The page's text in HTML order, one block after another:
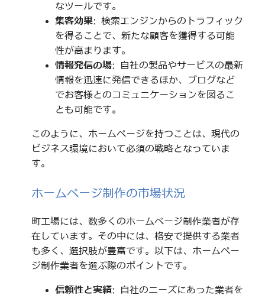
なツールです。
集客効果: 検索エンジンからのトラフィック
を得ることで、新たな顧客を獲得する可能
性が高まります。
情報発信の場: 自社の製品やサービスの最新
情報を迅速に発信できるほか、ブログなど
でお客様とのコミュニケーションを図るこ
とも可能です。
このように、ホームページを持つことは、現代の
ビジネス環境において必須の戦略となっていま
す。
ホームページ制作の市場状況
町工場には、数多くのホームページ制作業者が存
在しています。その中には、格安で提供する業者
も多く、選択肢が豊富です。以下は、ホームペー
ジ制作業者を選ぶ際のポイントです。
信頼性と実績: 自社のニーズにあった業者を